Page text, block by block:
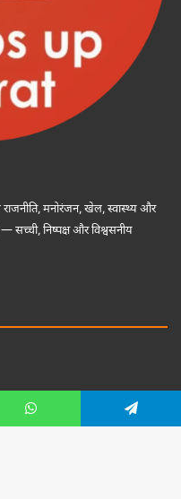
मनोरंजन, खेल, स्वास्थ्य और
— सच्ची, निष्पक्ष और विश्वसनीय